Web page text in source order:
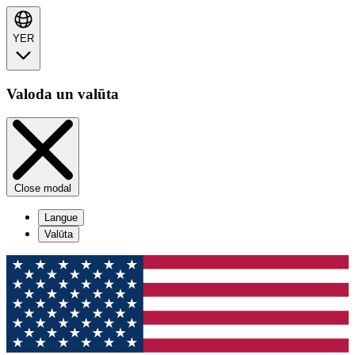
YER
Valoda un valūta
Close modal
Langue
Valūta